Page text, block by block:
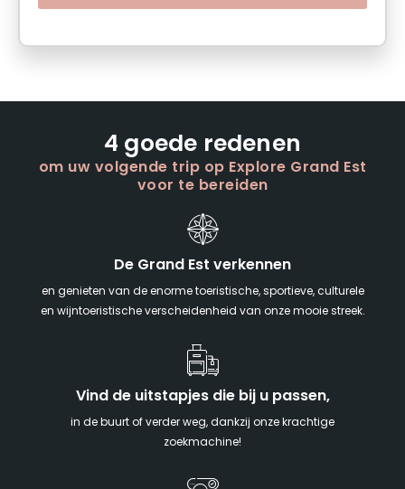
4 goede redenen
om uw volgende trip op Explore Grand Est
voor te bereiden
De Grand Est verkennen
en genieten van de enorme toeristische, sportieve, culturele
en wijntoeristische verscheidenheid van onze mooie streek.
Vind de uitstapjes die bij u passen,
in de buurt of verder weg, dankzij onze krachtige
zoekmachine!